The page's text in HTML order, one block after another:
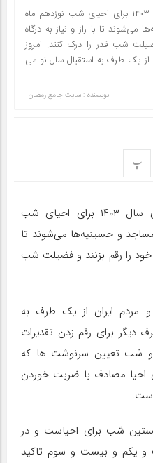
مردم ایران در آخرین ساعت‌های سال ۱۴۰۳ برای احیای شب نوزدهم ماه
تا با راز و نیاز به درگاه
شب قدر را درک کنند. امروز
ایران از یک طرف به استقبال سال نو می
نویسنده : سایت جامع رمضان
پ
مردم ایران در آخرین ساعت‌های سال ۱۴۰۳ برای احیای شب
و حسینیه‌ها می‌شوند تا
خود را رقم بزنند و فضیلت شب
اسفند است و مردم ایران از یک طرف به
دیگر برای رقم زدن تقدیرات
شب تعیین سرنوشت ها که
مصادف با ضربت خوردن
شب برای احیاست و در
و یکم و بیست و سوم تاکید